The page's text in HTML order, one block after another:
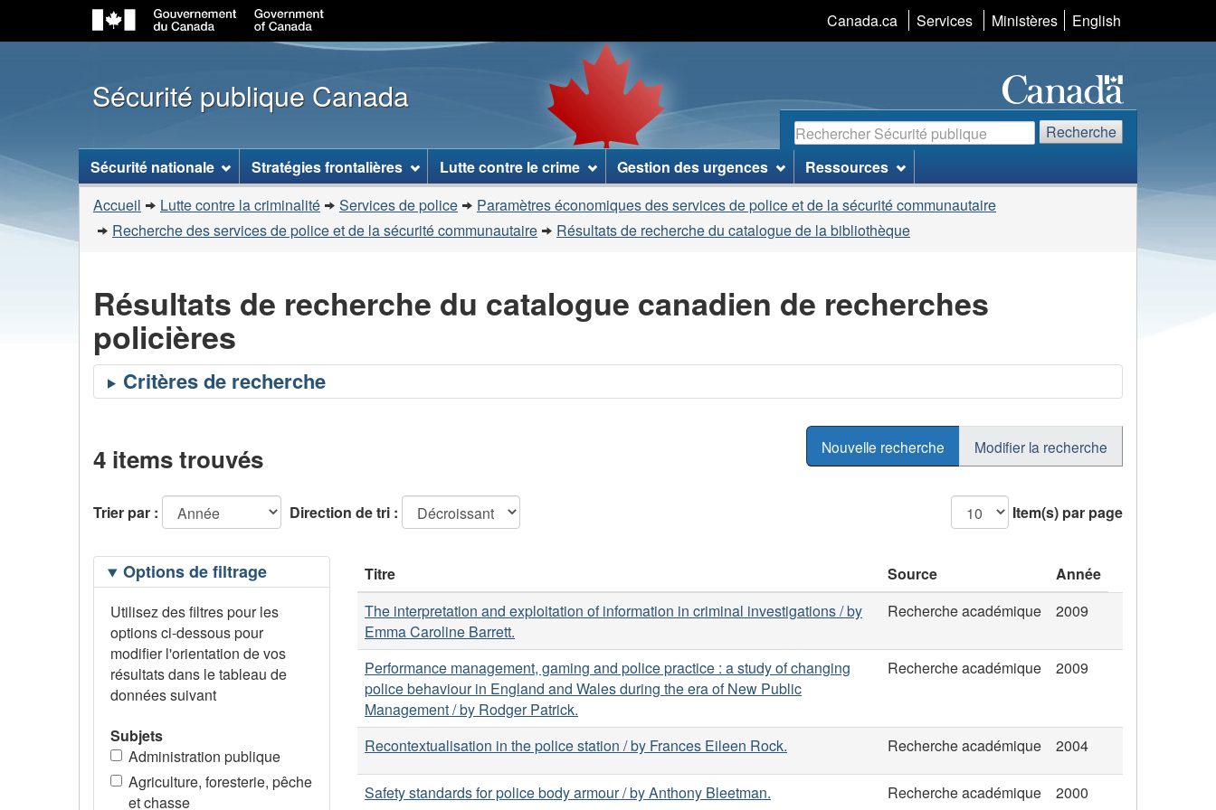
au
contenu
principal
à
«
propos
ce
site
»
à
la
version
simplifiée
Canada.ca Services Ministères Sélection
de
la
langue
English
Sécurité publique Canada
Recherche Recherche
Menu
des
sujets
Sécurité nationale Stratégies frontalières Lutte contre le crime Gestion des urgences Ressources
Vous
êtes
Accueil Lutte contre la criminalité Services de police
Paramètres économiques des services de police et de la sécurité communautaire
Recherche des services de police et de la sécurité communautaire
Résultats de recherche du catalogue de la bibliothèque
Résultats de recherche du catalogue canadien de recherches
policières
4 items trouvés Nouvelle recherche Modifier la recherche
Trier par : Direction de tri : Item(s) par page
Filtrage
desOptions de filtrage
Utilisez des filtres pour les
options ci-dessous pour
modifier l'orientation de vos
résultats dans le tableau de
données suivant
Subjets
Administration publique
Agriculture, foresterie, pêche
et chasse
Titre Source
Année
The interpretation and exploitation of information in criminal investigations / by
Emma Caroline Barrett.
Recherche académique 2009
Performance management, gaming and police practice : a study of changing
police behaviour in England and Wales during the era of New Public
Management / by Rodger Patrick.
Recherche académique 2009
Recontextualisation in the police station / by Frances Eileen Rock. Recherche académique 2004
Safety standards for police body armour / by Anthony Bleetman. Recherche académique 2000